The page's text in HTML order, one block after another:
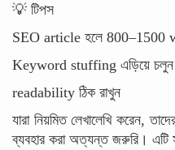
💡 টিপস
SEO article হলে 800–1500
Keyword stuffing এড়িয়ে চলুন
readability ঠিক রাখুন
যারা নিয়মিত লেখালেখি করেন,
ব্যবহার করা অত্যন্ত জরুরি। এটি